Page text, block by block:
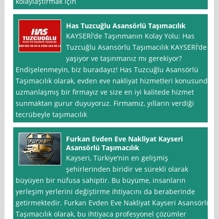
Has Tuzcuğlu Asansörlü Taşımacılık
KAYSERİ’de Taşınmanın Kolay Yolu: Has
Tuzcuğlu Asansörlü Taşımacılık KAYSERİ’de
yaşıyor ve taşınmanız mı gerekiyor?
Endişelenmeyin, biz buradayız! Has Tuzcuğlu Asansörlü
Taşımacılık olarak, evden eve nakliyat hizmetleri konusunda
uzmanlaşmış bir firmayız ve size en iyi kalitede hizmet
sunmaktan gurur duyuyoruz. Firmamız, yılların verdiği
tecrübeyle taşımacılık
Furkan Evden Eve Nakliyat Kayseri
Asansörlü Taşımacılık
Kayseri, Türkiye’nin en gelişmiş
şehirlerinden biridir ve sürekli olarak
büyüyen bir nüfusa sahiptir. Bu büyüme, insanların
yerleşim yerlerini değiştirme ihtiyacını da beraberinde
getirmektedir. Furkan Evden Eve Nakliyat Kayseri Asansörlü
Taşımacılık olarak, bu ihtiyaca profesyonel çözümler